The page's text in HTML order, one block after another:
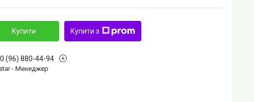
Купити Купити з
(96) 880-44-94
- Менеджер